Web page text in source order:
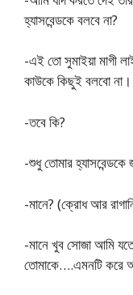
হ্যাসবেন্ডকে বলবে না?
-এই তো সুমাইয়া মাগী
কাউকে কিছুই বলবো
-তবে কি?
-শুধু তোমার
-মানে? (ক্রোধ আর
-মানে খুব সোজা আমি
তোমাকে….এমনটি করে